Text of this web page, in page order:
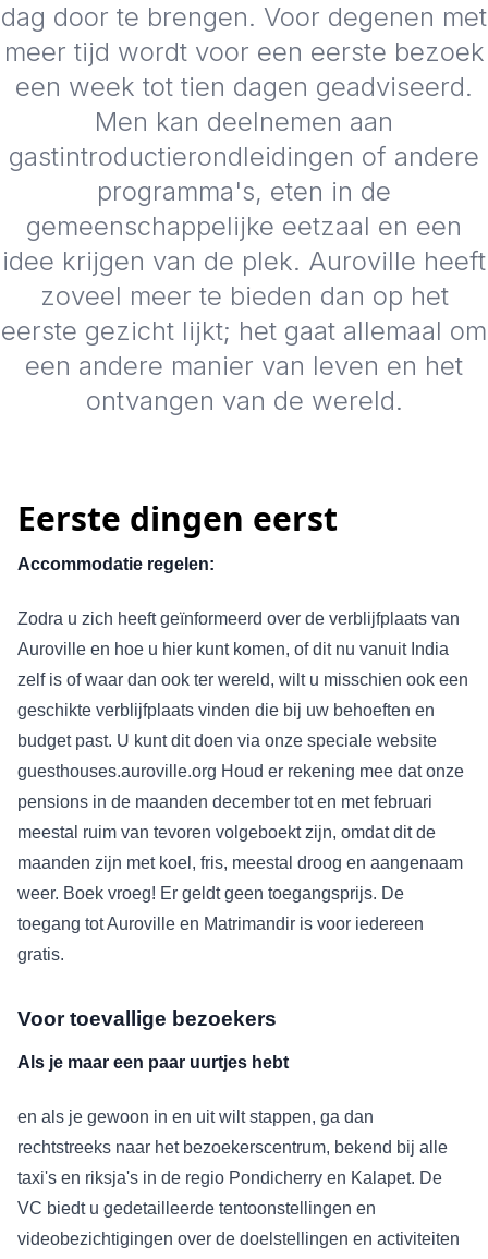
dag door te brengen. Voor degenen met
meer tijd wordt voor een eerste bezoek
een week tot tien dagen geadviseerd.
Men kan deelnemen aan
gastintroductierondleidingen of andere
programma's, eten in de
gemeenschappelijke eetzaal en een
idee krijgen van de plek. Auroville heeft
zoveel meer te bieden dan op het
eerste gezicht lijkt; het gaat allemaal om
een andere manier van leven en het
ontvangen van de wereld.
Eerste dingen eerst
Accommodatie regelen:
Zodra u zich heeft geïnformeerd over de verblijfplaats van
Auroville en hoe u hier kunt komen, of dit nu vanuit India
zelf is of waar dan ook ter wereld, wilt u misschien ook een
geschikte verblijfplaats vinden die bij uw behoeften en
budget past. U kunt dit doen via onze speciale website
guesthouses.auroville.org Houd er rekening mee dat onze
pensions in de maanden december tot en met februari
meestal ruim van tevoren volgeboekt zijn, omdat dit de
maanden zijn met koel, fris, meestal droog en aangenaam
weer. Boek vroeg! Er geldt geen toegangsprijs. De
toegang tot Auroville en Matrimandir is voor iedereen
gratis.
Voor toevallige bezoekers
Als je maar een paar uurtjes hebt
en als je gewoon in en uit wilt stappen, ga dan
rechtstreeks naar het bezoekerscentrum, bekend bij alle
taxi's en riksja's in de regio Pondicherry en Kalapet. De
VC biedt u gedetailleerde tentoonstellingen en
videobezichtigingen over de doelstellingen en activiteiten